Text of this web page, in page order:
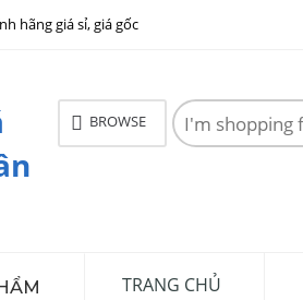
hãng giá sỉ, giá gốc
BROWSE
Search
here
TRANG CHỦ